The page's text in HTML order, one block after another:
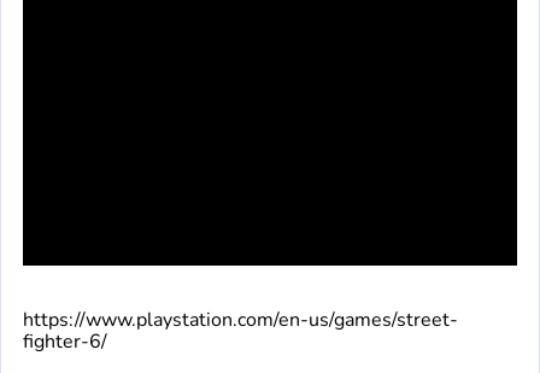
https://www.playstation.com/en-us/games/street-
fighter-6/